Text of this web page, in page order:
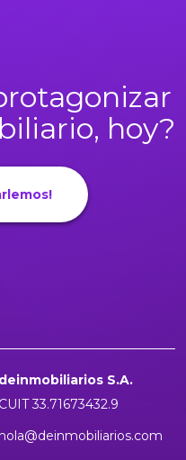
hoy?
deinmobiliarios S.A.
CUIT 33.71673432.9
hola@deinmobiliarios.com